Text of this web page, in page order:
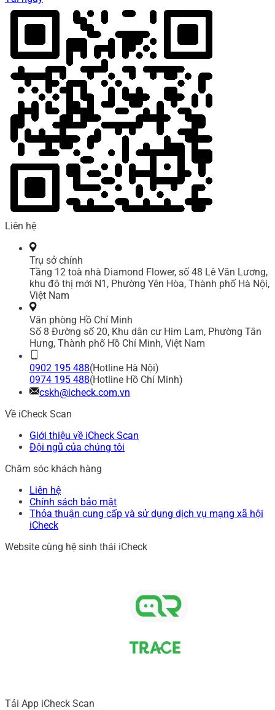
Liên hệ
Trụ sở chính
Tầng 12 toà nhà Diamond Flower, số 48 Lê Văn Lương,
khu đô thị mới N1, Phường Yên Hòa, Thành phố Hà Nội,
Việt Nam
Văn phòng Hồ Chí Minh
Số 8 Đường số 20, Khu dân cư Him Lam, Phường Tân
Hưng, Thành phố Hồ Chí Minh, Việt Nam
0902 195 488(Hotline Hà Nội)
0974 195 488(Hotline Hồ Chí Minh)
cskh@icheck.com.vn
Về iCheck Scan
Giới thiệu về iCheck Scan
Đội ngũ của chúng tôi
Chăm sóc khách hàng
Liên hệ
Chính sách bảo mật
Thỏa thuận cung cấp và sử dụng dịch vụ mạng xã hội
iCheck
Website cùng hệ sinh thái iCheck
Tải App iCheck Scan